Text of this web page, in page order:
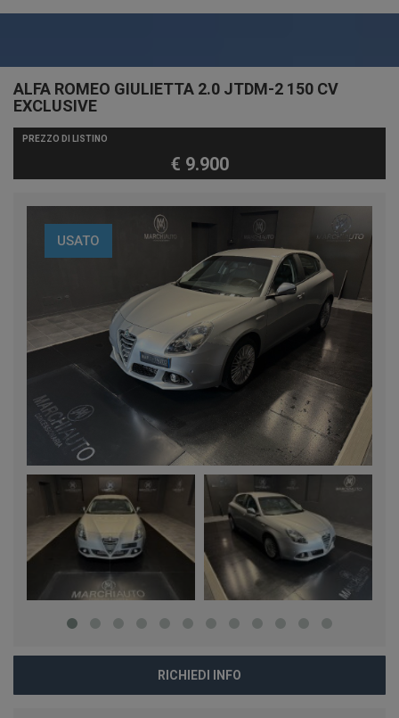
ALFA ROMEO GIULIETTA 2.0 JTDM-2 150 CV
EXCLUSIVE
PREZZO DI LISTINO
€ 9.900
USATO
RICHIEDI INFO